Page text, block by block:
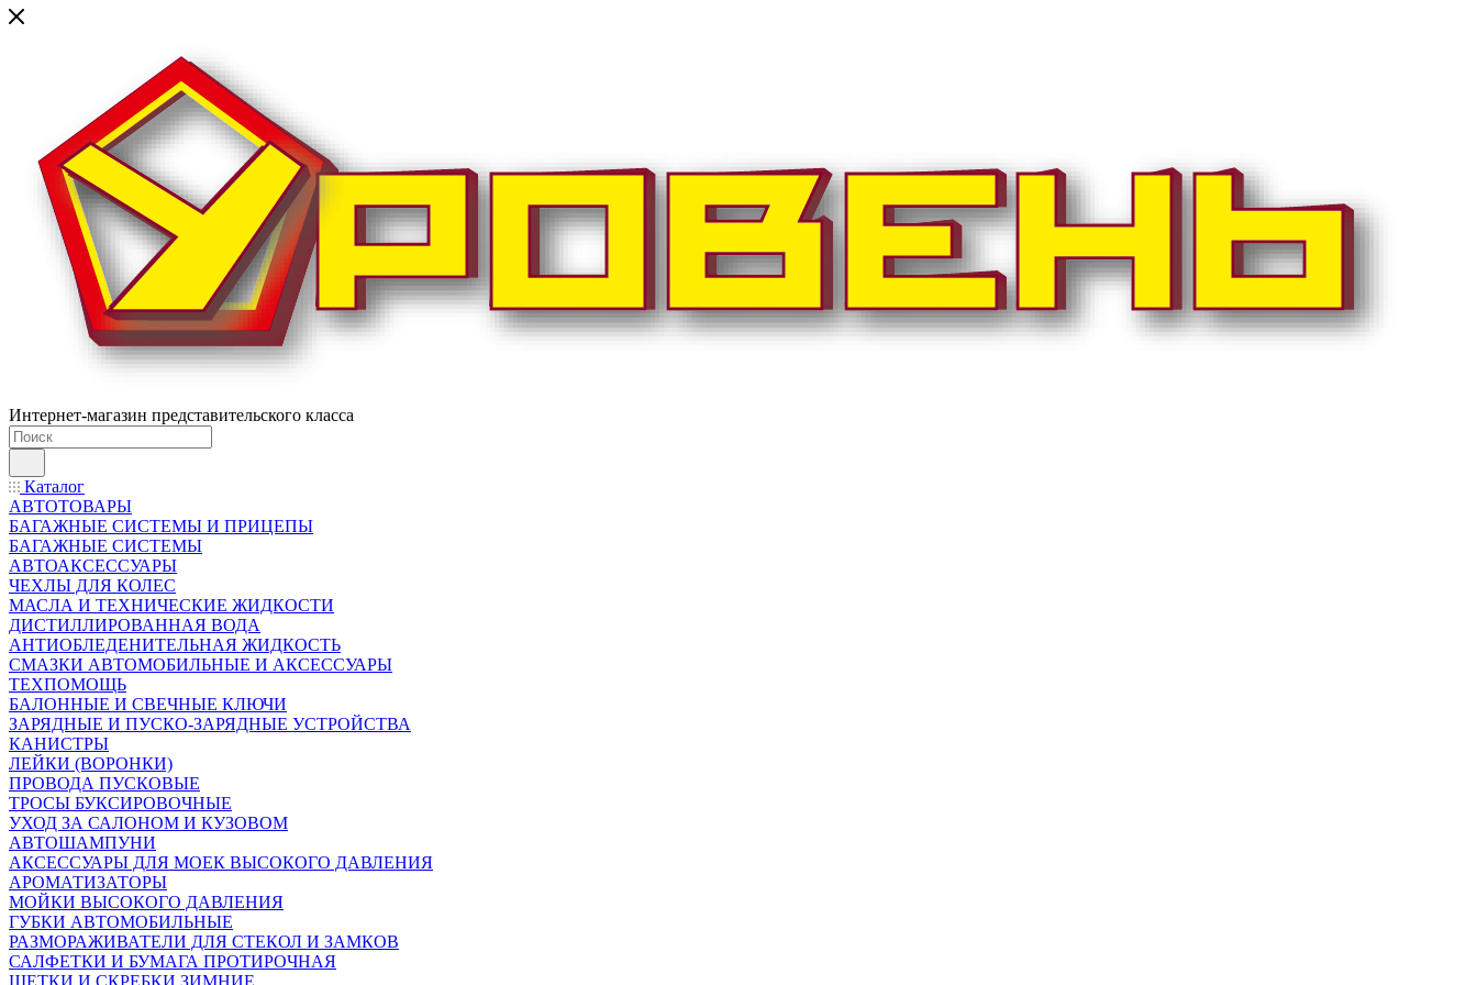
Интернет-магазин представительского класса
Каталог
АВТОТОВАРЫ
БАГАЖНЫЕ СИСТЕМЫ И ПРИЦЕПЫ
БАГАЖНЫЕ СИСТЕМЫ
АВТОАКСЕССУАРЫ
ЧЕХЛЫ ДЛЯ КОЛЕС
МАСЛА И ТЕХНИЧЕСКИЕ ЖИДКОСТИ
ДИСТИЛЛИРОВАННАЯ ВОДА
АНТИОБЛЕДЕНИТЕЛЬНАЯ ЖИДКОСТЬ
СМАЗКИ АВТОМОБИЛЬНЫЕ И АКСЕССУАРЫ
ТЕХПОМОЩЬ
БАЛОННЫЕ И СВЕЧНЫЕ КЛЮЧИ
ЗАРЯДНЫЕ И ПУСКО-ЗАРЯДНЫЕ УСТРОЙСТВА
КАНИСТРЫ
ЛЕЙКИ (ВОРОНКИ)
ПРОВОДА ПУСКОВЫЕ
ТРОСЫ БУКСИРОВОЧНЫЕ
УХОД ЗА САЛОНОМ И КУЗОВОМ
АВТОШАМПУНИ
АКСЕССУАРЫ ДЛЯ МОЕК ВЫСОКОГО ДАВЛЕНИЯ
АРОМАТИЗАТОРЫ
МОЙКИ ВЫСОКОГО ДАВЛЕНИЯ
ГУБКИ АВТОМОБИЛЬНЫЕ
РАЗМОРАЖИВАТЕЛИ ДЛЯ СТЕКОЛ И ЗАМКОВ
САЛФЕТКИ И БУМАГА ПРОТИРОЧНАЯ
ЩЕТКИ И СКРЕБКИ ЗИМНИЕ